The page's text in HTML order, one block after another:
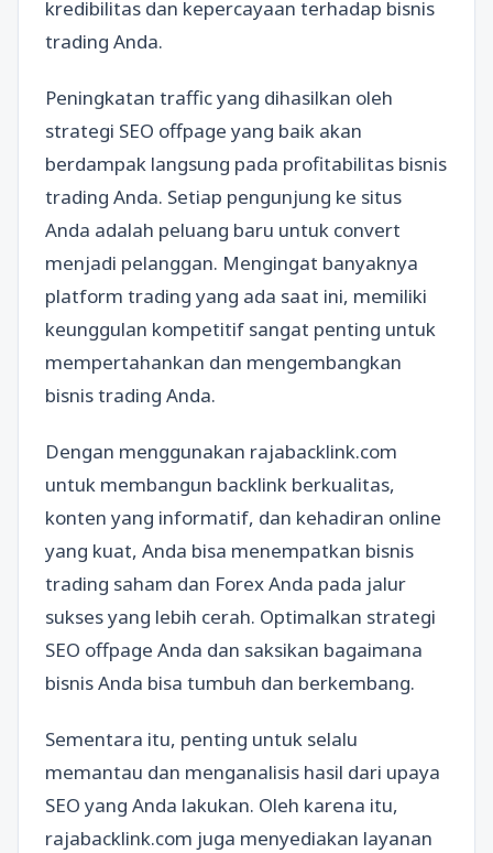
kredibilitas dan kepercayaan terhadap bisnis
trading Anda.
Peningkatan traffic yang dihasilkan oleh
strategi SEO offpage yang baik akan
berdampak langsung pada profitabilitas bisnis
trading Anda. Setiap pengunjung ke situs
Anda adalah peluang baru untuk convert
menjadi pelanggan. Mengingat banyaknya
platform trading yang ada saat ini, memiliki
keunggulan kompetitif sangat penting untuk
mempertahankan dan mengembangkan
bisnis trading Anda.
Dengan menggunakan rajabacklink.com
untuk membangun backlink berkualitas,
konten yang informatif, dan kehadiran online
yang kuat, Anda bisa menempatkan bisnis
trading saham dan Forex Anda pada jalur
sukses yang lebih cerah. Optimalkan strategi
SEO offpage Anda dan saksikan bagaimana
bisnis Anda bisa tumbuh dan berkembang.
Sementara itu, penting untuk selalu
memantau dan menganalisis hasil dari upaya
SEO yang Anda lakukan. Oleh karena itu,
rajabacklink.com juga menyediakan layanan